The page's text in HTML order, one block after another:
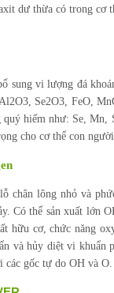
dư thừa có trong cơ
sung vi lượng đá
Se2O3, FeO,
hiếm như: Se,
cho cơ thể con
chân lông nhỏ và
Có thể sản xuất lớn
hữu cơ, chức năng
và hủy diệt vi
các gốc tự do OH và O.